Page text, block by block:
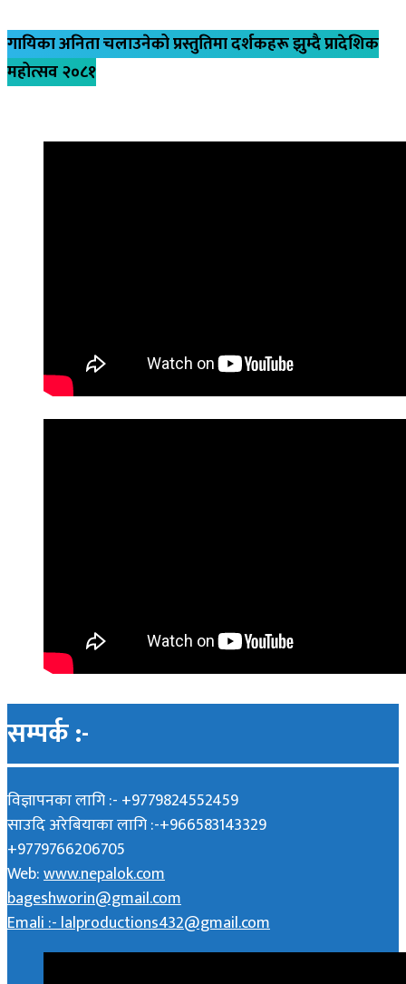
गायिका अनिता चलाउनेको प्रस्तुतिमा दर्शकहरू झुम्दै प्रादेशिक
महोत्सव २०८१
सम्पर्क :-
विज्ञापनका लागि :- +9779824552459
साउदि अरेबियाका लागि :-+966583143329
+9779766206705
Web:www.nepalok.com
bageshworin@gmail.com
Emali :- lalproductions432@gmail.com